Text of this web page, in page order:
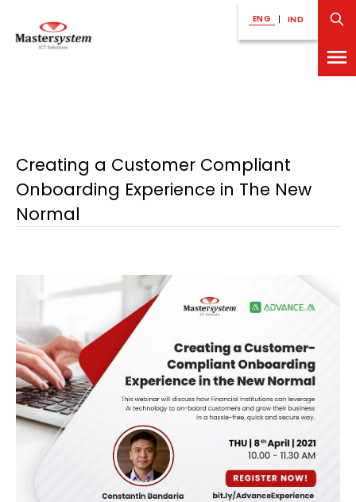
ENG | IND
Creating a Customer Compliant
Onboarding Experience in The New
Normal